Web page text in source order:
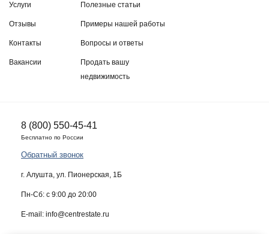
Услуги
Отзывы
Контакты
Вакансии
Полезные статьи
Примеры нашей работы
Вопросы и ответы
Продать вашу
недвижимость
8 (800) 550-45-41
Бесплатно по России
Обратный звонок
г. Алушта, ул. Пионерская, 1Б
Пн-Сб: с 9:00 до 20:00
E-mail: info@centrestate.ru